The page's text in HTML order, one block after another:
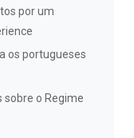
por um
os portugueses
sobre o Regime